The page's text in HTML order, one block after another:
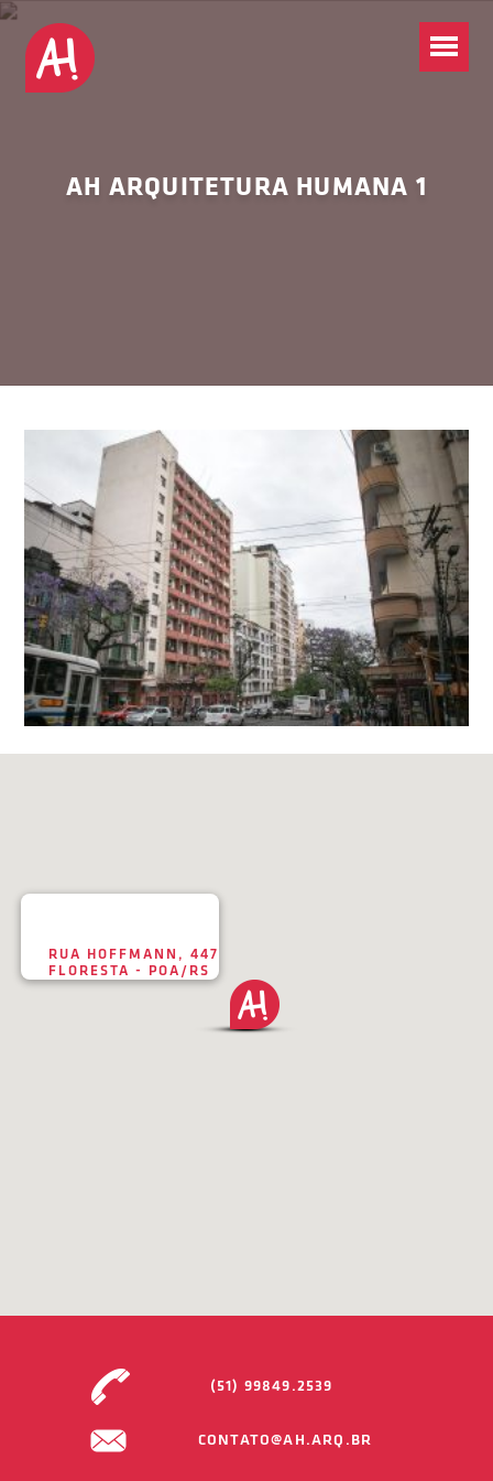
AH ARQUITETURA HUMANA 1
RUA HOFFMANN, 447
FLORESTA - POA/RS
(51) 99849.2539
CONTATO@AH.ARQ.BR